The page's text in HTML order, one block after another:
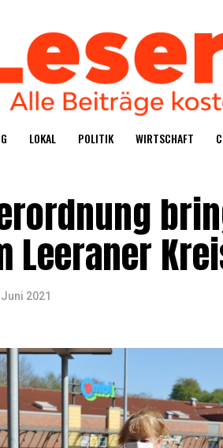
LOKAL POLI­TIK WIRT­SCHAFT
Leera­ner
2021